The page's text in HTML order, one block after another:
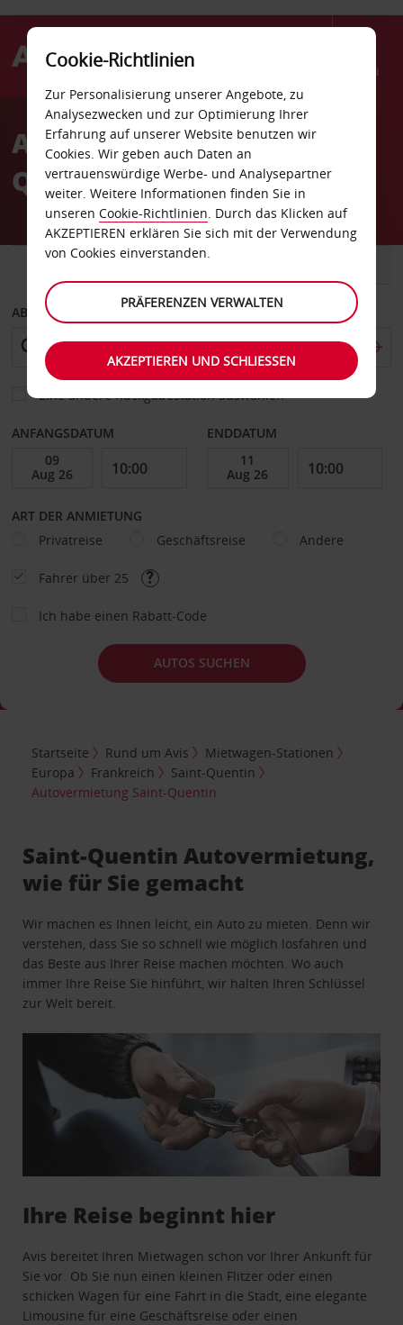
Menü
AvisAutovermietung Saint-
Quentin
ABHOLEN VON
Eine andere Rückgabestation auswählen
ANFANGSDATUM ENDDATUM
ART DER ANMIETUNG
Privatreise
Geschäftsreise Andere
Fahrer über 25
Ich habe einen Rabatt-Code
AUTOS SUCHEN
Startseite Rund um Avis
Mietwagen-Stationen
Europa
Frankreich
Saint-Quentin
Autovermietung Saint-Quentin
Saint-Quentin Autovermietung,
wie für Sie gemacht
Wir machen es Ihnen leicht, ein Auto zu mieten. Denn wir
verstehen, dass Sie so schnell wie möglich losfahren und
das Beste aus Ihrer Reise machen möchten. Wo auch
immer Ihre Reise Sie hinführt, wir halten Ihren Schlüssel
zur Welt bereit.
Ihre Reise beginnt hier
Avis bereitet Ihren Mietwagen schon vor Ihrer Ankunft für
Sie vor. Ob Sie nun einen kleinen Flitzer oder einen
schicken Wagen für eine Fahrt in die Stadt, eine elegante
Limousine für eine Geschäftsreise oder einen
Cookie-Richtlinien
Zur Personalisierung unserer Angebote, zu
Analysezwecken und zur Optimierung Ihrer
Erfahrung auf unserer Website benutzen wir
Cookies. Wir geben auch Daten an
vertrauenswürdige Werbe- und Analysepartner
weiter. Weitere Informationen finden Sie in
unseren Cookie-Richtlinien. Durch das Klicken auf
AKZEPTIEREN erklären Sie sich mit der Verwendung
von Cookies einverstanden.
PRÄFERENZEN VERWALTEN
AKZEPTIEREN UND SCHLIESSEN